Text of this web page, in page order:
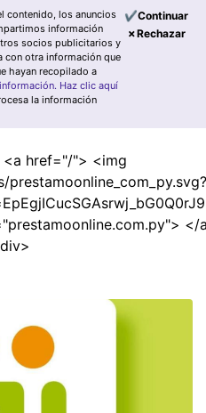
contenido, los anuncios
información
socios publicitarios y
con otra información que
hayan recopilado a
Haz clic aquí
la información
✔Continuar
✗Rechazar
href="/"> <img
</